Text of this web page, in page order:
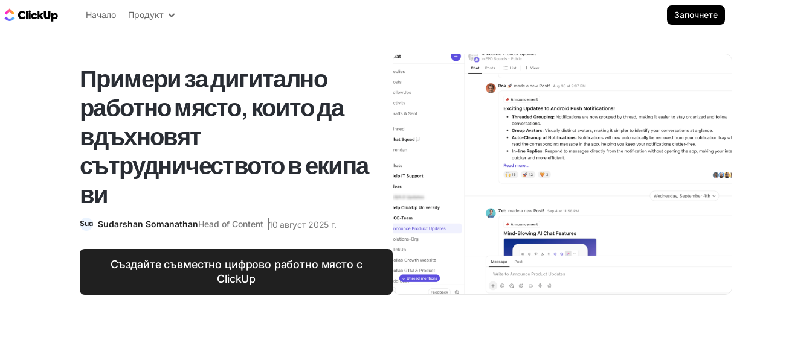
ClickUp блог
Начало Продукт Започнете
Примери за дигитално
работно място, които да
вдъхновят
сътрудничеството в екипа
ви
Sudarshan SomanathanHead of Content 10 август 2025 г.
Създайте съвместно цифрово работно място с
ClickUp